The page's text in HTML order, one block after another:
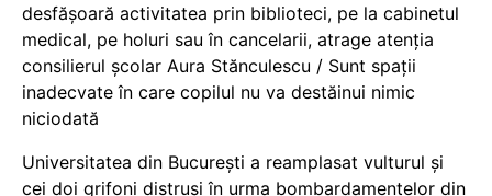
desfășoară activitatea prin biblioteci, pe la cabinetul
medical, pe holuri sau în cancelarii, atrage atenția
consilierul școlar Aura Stănculescu / Sunt spații
inadecvate în care copilul nu va destăinui nimic
niciodată
Universitatea din București a reamplasat vulturul și
cei doi grifoni distruși în urma bombardamentelor din